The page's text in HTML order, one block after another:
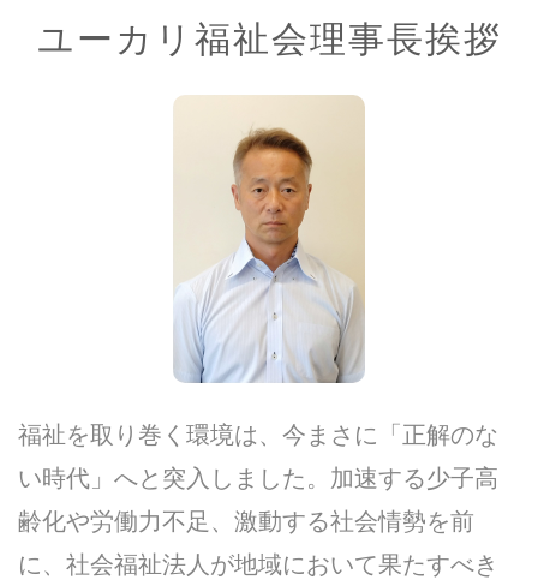
ユーカリ福祉会理事長挨拶
福祉を取り巻く環境は、今まさに「正解のな
い時代」へと突入しました。加速する少子高
齢化や労働力不足、激動する社会情勢を前
に、社会福祉法人が地域において果たすべき